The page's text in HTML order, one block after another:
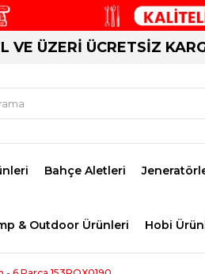
VE ÜZERİ ÜCRETSİZ
Bahçe Aletleri
& Outdoor Ürünleri Hobi